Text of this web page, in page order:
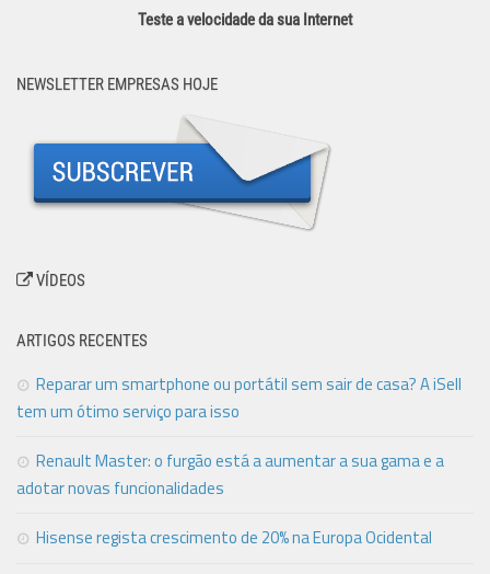
Teste a velocidade da sua Internet
NEWSLETTER EMPRESAS HOJE
VÍDEOS
ARTIGOS RECENTES
Reparar um smartphone ou portátil sem sair de casa? A iSell
tem um ótimo serviço para isso
Renault Master: o furgão está a aumentar a sua gama e a
adotar novas funcionalidades
Hisense regista crescimento de 20% na Europa Ocidental